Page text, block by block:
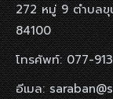
272 หมู่ 9 ตำบลขุ
84100
โทรศัพท์: 077-
อีเมล: